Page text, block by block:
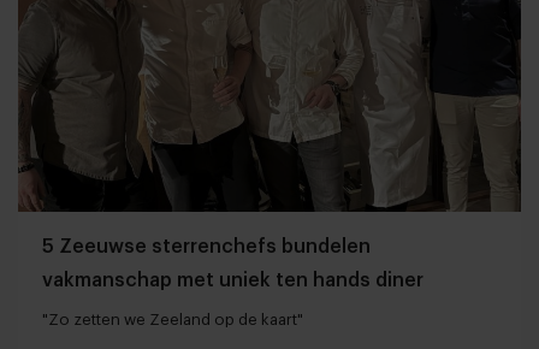
5 Zeeuwse sterrenchefs bundelen
vakmanschap met uniek ten hands diner
"Zo zetten we Zeeland op de kaart"